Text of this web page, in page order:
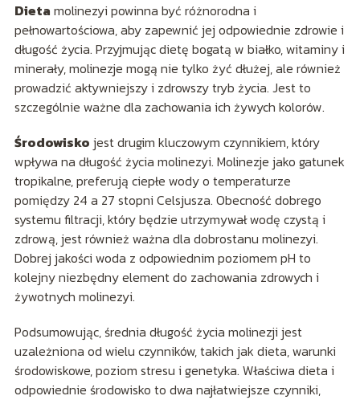
Dieta molinezyi powinna być różnorodna i
pełnowartościowa, aby zapewnić jej odpowiednie zdrowie i
długość życia. Przyjmując dietę bogatą w białko, witaminy i
minerały, molinezje mogą nie tylko żyć dłużej, ale również
prowadzić aktywniejszy i zdrowszy tryb życia. Jest to
szczególnie ważne dla zachowania ich żywych kolorów.
Środowisko jest drugim kluczowym czynnikiem, który
wpływa na długość życia molinezyi. Molinezje jako gatunek
tropikalne, preferują ciepłe wody o temperaturze
pomiędzy 24 a 27 stopni Celsjusza. Obecność dobrego
systemu filtracji, który będzie utrzymywał wodę czystą i
zdrową, jest również ważna dla dobrostanu molinezyi.
Dobrej jakości woda z odpowiednim poziomem pH to
kolejny niezbędny element do zachowania zdrowych i
żywotnych molinezyi.
Podsumowując, średnia długość życia molinezji jest
uzależniona od wielu czynników, takich jak dieta, warunki
środowiskowe, poziom stresu i genetyka. Właściwa dieta i
odpowiednie środowisko to dwa najłatwiejsze czynniki,